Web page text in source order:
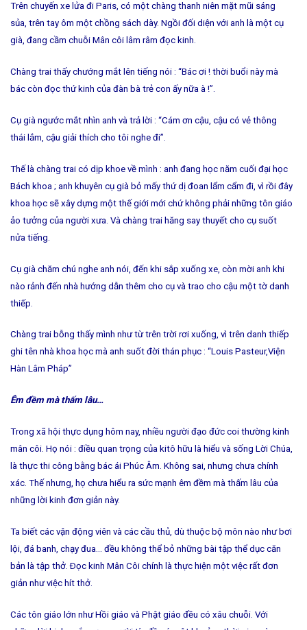
Trên chuyến xe lửa đi Paris, có một chàng thanh niên mặt mũi sáng
sủa, trên tay ôm một chồng sách dày. Ngồi đối diện với anh là một cụ
già, đang cầm chuỗi Mân côi lâm râm đọc kinh.
Chàng trai thấy chướng mắt lên tiếng nói : “Bác ơi ! thời buổi này mà
bác còn đọc thứ kinh của đàn bà trẻ con ấy nữa à !”.
Cụ già ngước mắt nhìn anh và trả lời : “Cám ơn cậu, cậu có vẻ thông
thái lắm, cậu giải thích cho tôi nghe đi”.
Thế là chàng trai có dịp khoe về mình : anh đang học năm cuối đại học
Bách khoa ; anh khuyên cụ già bỏ mấy thứ dị đoan lẩm cẩm đi, vì rồi đây
khoa học sẽ xây dựng một thế giới mới chứ không phải những tôn giáo
ảo tưởng của người xưa. Và chàng trai hăng say thuyết cho cụ suốt
nửa tiếng.
Cụ già chăm chú nghe anh nói, đến khi sắp xuống xe, còn mời anh khi
nào rảnh đến nhà hướng dẫn thêm cho cụ và trao cho cậu một tờ danh
thiếp.
Chàng trai bỗng thấy mình như từ trên trời rơi xuống, vì trên danh thiếp
ghi tên nhà khoa học mà anh suốt đời thán phục : “Louis Pasteur,Viện
Hàn Lâm Pháp”
Êm đềm mà thấm lâu…
Trong xã hội thực dụng hôm nay, nhiều người đạo đức coi thường kinh
mân côi. Họ nói : điều quan trọng của kitô hữu là hiểu và sống Lời Chúa,
là thực thi công bằng bác ái Phúc Âm. Không sai, nhưng chưa chính
xác. Thế nhưng, họ chưa hiểu ra sức mạnh êm đềm mà thấm lâu của
những lời kinh đơn giản này.
Ta biết các vận động viên và các cầu thủ, dù thuộc bộ môn nào như bơi
lội, đá banh, chạy đua… đều không thể bỏ những bài tập thể dục căn
bản là tập thở. Ðọc kinh Mân Côi chính là thực hiện một việc rất đơn
giản như việc hít thở.
Các tôn giáo lớn như Hồi giáo và Phật giáo đều có xâu chuỗi. Với